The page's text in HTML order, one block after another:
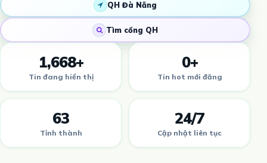
QH Đà Nẵng
Tìm cổng QH
1,668+
Tin đang hiển thị
0+
Tin hot mới đăng
63
Tỉnh thành
24/7
Cập nhật liên tục